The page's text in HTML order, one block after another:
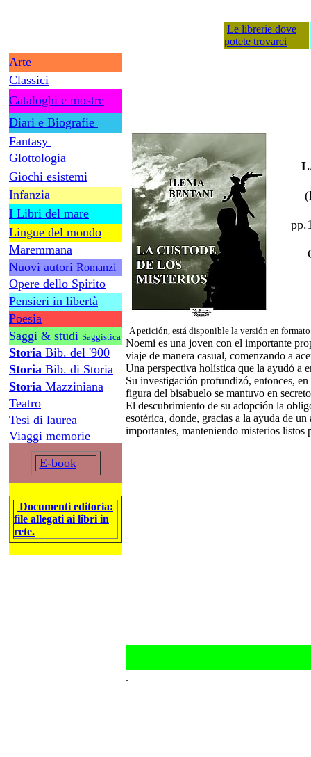
Arte
Classici
Cataloghi e mostre
Diari e Biografie
Fantasy
Glottologia
Giochi esistemi
Infanzia
I Libri del mare
Lingue del mondo
Maremmana
Nuovi autori Romanzi
Opere dello Spirito
Pensieri in libertà
Poesia
Saggi & studi Saggistica
Storia Bib. del '900
Storia Bib. di Storia
Storia Mazziniana
Teatro
Tesi di laurea
Viaggi memorie
E-book
Documenti editoria:
file allegati ai libri in
rete.
Le librerie dove
potete trovarci
A petición, está disponible la versión en
Noemi es una joven con el importante
viaje de manera casual, comenzando a
Una perspectiva holística que la ayudó a
Su investigación profundizó, entonces,
figura del bisabuelo se mantuvo en
El descubrimiento de su adopción la
esotérica, donde, gracias a la ayuda de
importantes, manteniendo misterios listos
.